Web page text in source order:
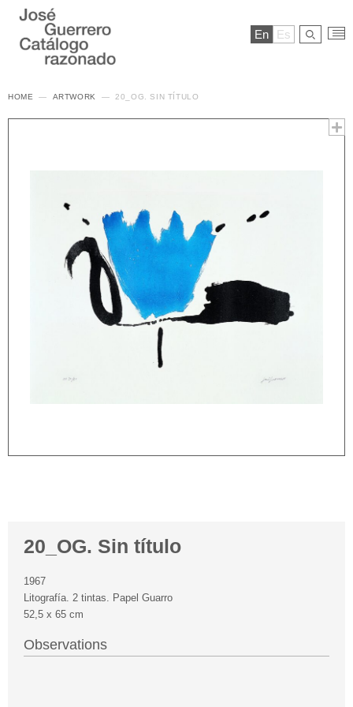
En Es
HOME ARTWORK 20_OG. SIN TÍTULO
20_OG. Sin título
1967
Litografía. 2 tintas. Papel Guarro
52,5 x 65 cm
Observations